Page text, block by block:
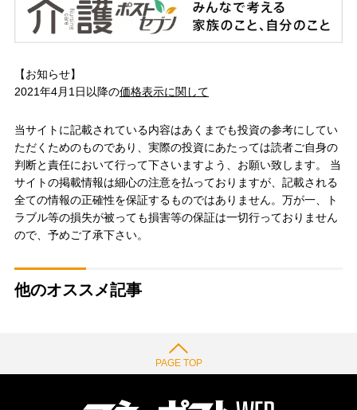
【お知らせ】
2021年4月1日以降の価格表示に関して
当サイトに記載されている内容はあくまでも投資の参考にしてい
ただくためのものであり、実際の投資にあたっては読者ご自身の
判断と責任において行って下さいますよう、お願い致します。 当
サイトの掲載情報は細心の注意を払っておりますが、記載される
全ての情報の正確性を保証するものではありません。万が一、ト
ラブル等の損失が被っても損害等の保証は一切行っておりません
ので、予めご了承下さい。
他のオススメ記事
PAGE TOP